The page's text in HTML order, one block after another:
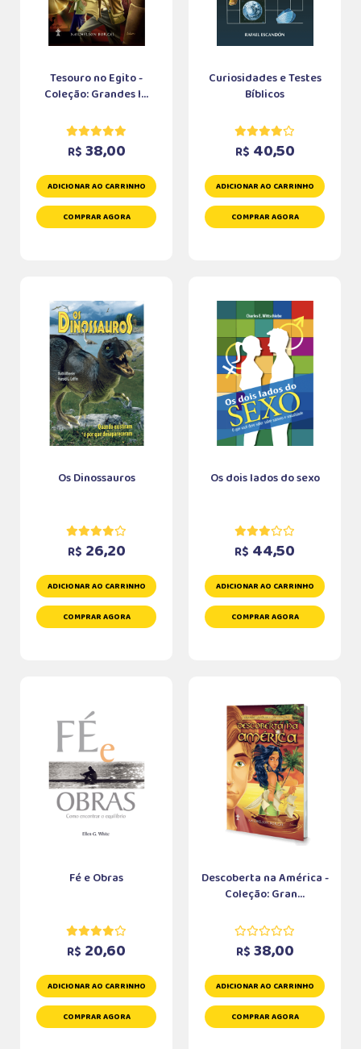
Tesouro no Egito -
Coleção: Grandes I...
R$ 38,00
ADICIONAR AO CARRINHO
COMPRAR AGORA
Curiosidades e Testes
Bíblicos
R$ 40,50
ADICIONAR AO CARRINHO
COMPRAR AGORA
Os Dinossauros
R$ 26,20
ADICIONAR AO CARRINHO
COMPRAR AGORA
Os dois lados do sexo
R$ 44,50
ADICIONAR AO CARRINHO
COMPRAR AGORA
Fé e Obras
R$ 20,60
ADICIONAR AO CARRINHO
COMPRAR AGORA
Descoberta na América -
Coleção: Gran...
R$ 38,00
ADICIONAR AO CARRINHO
COMPRAR AGORA